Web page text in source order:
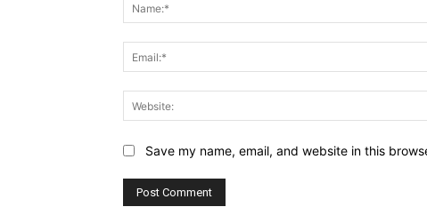
Save my name, email, and website in this